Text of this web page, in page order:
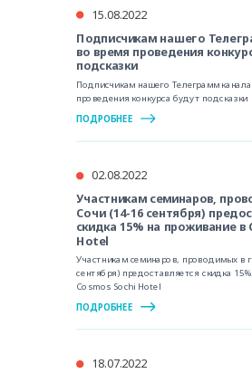
15.08.2022
Подписчикам нашего
во время проведения
подсказки
Подписчикам нашего Телеграмм
проведения конкурса будут подсказки
ПОДРОБНЕЕ
02.08.2022
Участникам семинаров,
Сочи (14-16 сентября)
скидка 15% на проживание в
Hotel
Участникам семинаров, проводимых в
сентября) предоставляется скидка
Cosmos Sochi Hotel
ПОДРОБНЕЕ
18.07.2022